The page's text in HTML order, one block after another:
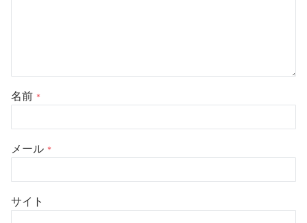
名前 *
メール *
サイト